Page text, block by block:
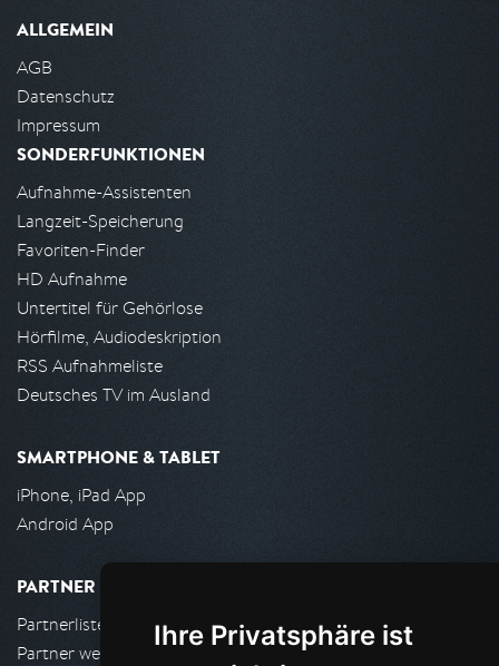
Ihre Privatsphäre ist
ALLGEMEIN
AGB
Datenschutz
Impressum
SONDERFUNKTIONEN
Aufnahme-Assistenten
Langzeit-Speicherung
Favoriten-Finder
HD Aufnahme
Untertitel für Gehörlose
Hörfilme, Audiodeskription
RSS Aufnahmeliste
Deutsches TV im Ausland
SMARTPHONE & TABLET
iPhone, iPad App
Android App
PARTNER
Partnerliste
Partner werden